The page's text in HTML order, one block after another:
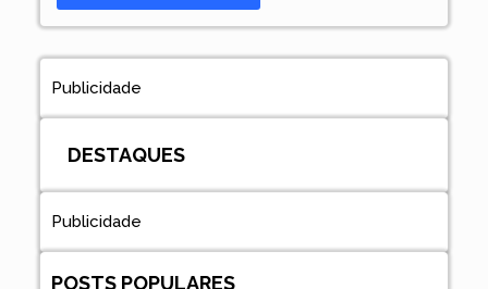
Publicidade
DESTAQUES
Publicidade
POSTS POPULARES